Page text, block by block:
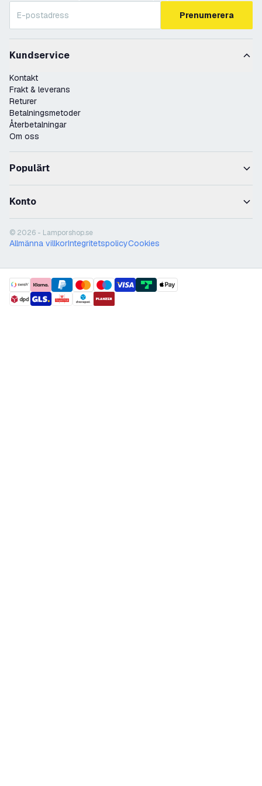
Prenumerera
Kundservice
Kontakt
Frakt & leverans
Returer
Betalningsmetoder
Återbetalningar
Om oss
Populärt
Konto
© 2026 - Lamporshop.se
Allmänna villkorIntegritetspolicyCookies
payment methods
shipment methods